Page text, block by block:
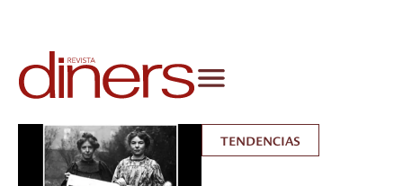
TENDENCIAS